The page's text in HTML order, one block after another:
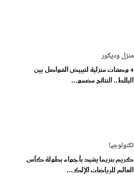
منزل وديكور
4 وصفات منزلية لتبييض الفواصل بين
البلاط.. النتائج مضمو...
تكنولوجيا
كريم بنزيما يشيد بأجواء بطولة كأس
العالم للرياضات الإلك...